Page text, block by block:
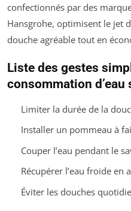
confectionnés par des
Hansgrohe, optimisent le jet
douche agréable tout en
Liste des gestes
consommation d’eau
Limiter la durée de la
Installer un pommeau à
Couper l’eau pendant le
Récupérer l’eau froide
Éviter les douches